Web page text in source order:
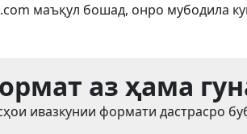
маъқул бошад, онро мубодила
аз ҳама
ивазкунии формати дастрасро